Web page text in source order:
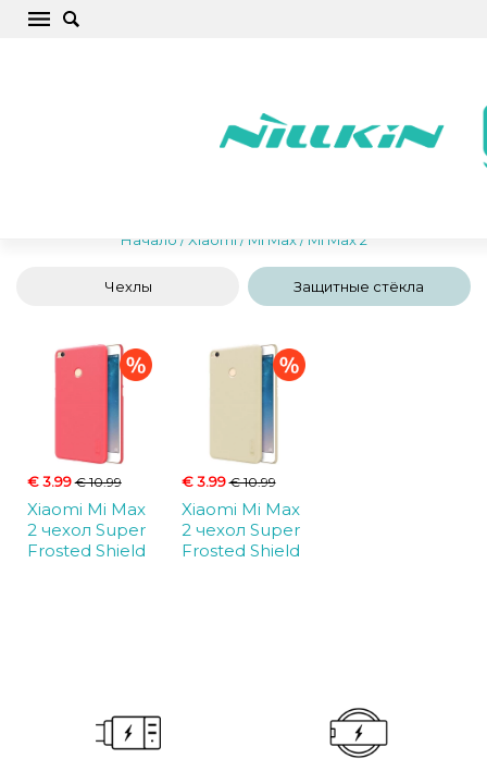
Начало / Xiaomi / Mi Max / Mi Max 2
Чехлы Защитные стёкла
€ 3.99€ 10.99
Xiaomi Mi Max
2 чехол Super
Frosted Shield
€ 3.99€ 10.99
Xiaomi Mi Max
2 чехол Super
Frosted Shield